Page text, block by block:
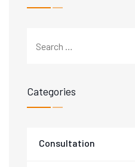
Categories
Consultation